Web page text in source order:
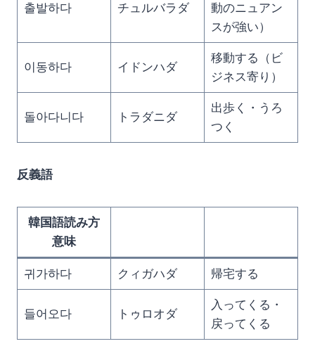
출발하다 チュルバラダ
動のニュアン
スが強い）
이동하다 イドンハダ
移動する（ビ
ジネス寄り）
돌아다니다 トラダニダ
出歩く・うろ
つく
反義語
韓国語読み方
意味
귀가하다 クィガハダ 帰宅する
들어오다 トゥロオダ
入ってくる・
戻ってくる